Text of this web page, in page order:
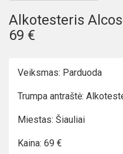
Alkotesteris
69 €
Veiksmas: Parduoda
Trumpa antraštė:
Miestas: Šiauliai
Kaina: 69 €